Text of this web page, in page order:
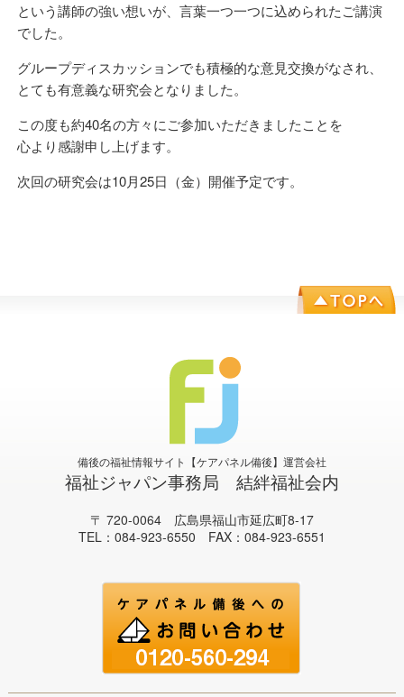
という講師の強い想いが、言葉一つ一つに込められたご講演
でした。
グループディスカッションでも積極的な意見交換がなされ、
とても有意義な研究会となりました。
この度も約40名の方々にご参加いただきましたことを
心より感謝申し上げます。
次回の研究会は10月25日（金）開催予定です。
備後の福祉情報サイト【ケアパネル備後】運営会社
福祉ジャパン事務局 結絆福祉会内
〒 720-0064 広島県福山市延広町8-17
TEL：084-923-6550 FAX：084-923-6551